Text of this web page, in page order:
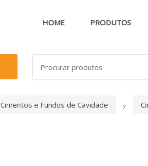
HOME PRODUTOS
for:
Cimentos e Fundos de Cavidade